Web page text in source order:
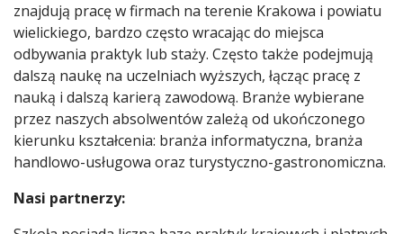
znajdują pracę w firmach na terenie Krakowa i powiatu
wielickiego, bardzo często wracając do miejsca
odbywania praktyk lub staży. Często także podejmują
dalszą naukę na uczelniach wyższych, łącząc pracę z
nauką i dalszą karierą zawodową. Branże wybierane
przez naszych absolwentów zależą od ukończonego
kierunku kształcenia: branża informatyczna, branża
handlowo-usługowa oraz turystyczno-gastronomiczna.
Nasi partnerzy: